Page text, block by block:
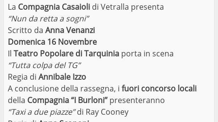
La Compagnia Casaioli di Vetralla presenta
“Nun da retta a sogni”
Scritto da Anna Venanzi
Domenica 16 Novembre
Il Teatro Popolare di Tarquinia porta in scena
“Tutta colpa del TG”
Regia di Annibale Izzo
A conclusione della rassegna, i fuori concorso locali
della Compagnia “I Burloni” presenteranno
“Taxi a due piazze”di Ray Cooney